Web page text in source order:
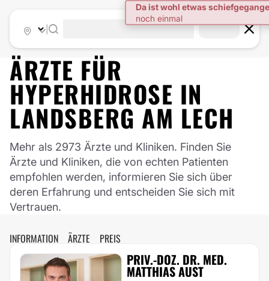
ÄRZTE FÜR
HYPERHIDROSE IN
LANDSBERG AM LECH
Mehr als 2973 Ärzte und Kliniken. Finden Sie
Ärzte und Kliniken, die von echten Patienten
empfohlen werden, informieren Sie sich über
deren Erfahrung und entscheiden Sie sich mit
Vertrauen.
INFORMATION ÄRZTE PREIS
PRIV.-DOZ. DR. MED.
MATTHIAS AUST